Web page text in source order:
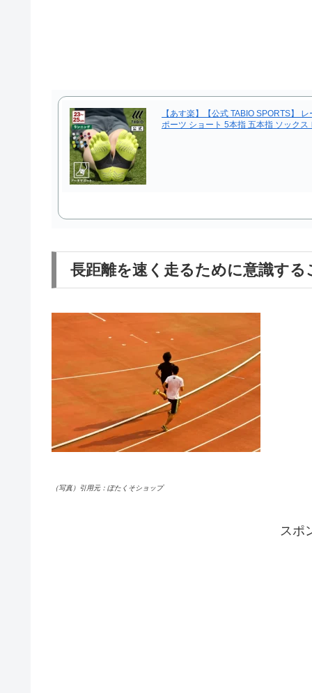
【あす楽】【公式 TABIO SPORTS】
ポーツ ショート 5本指 五本指 ソック
長距離を速く走るために意識する
（写真）引用元：ぽたくそショップ
スポ